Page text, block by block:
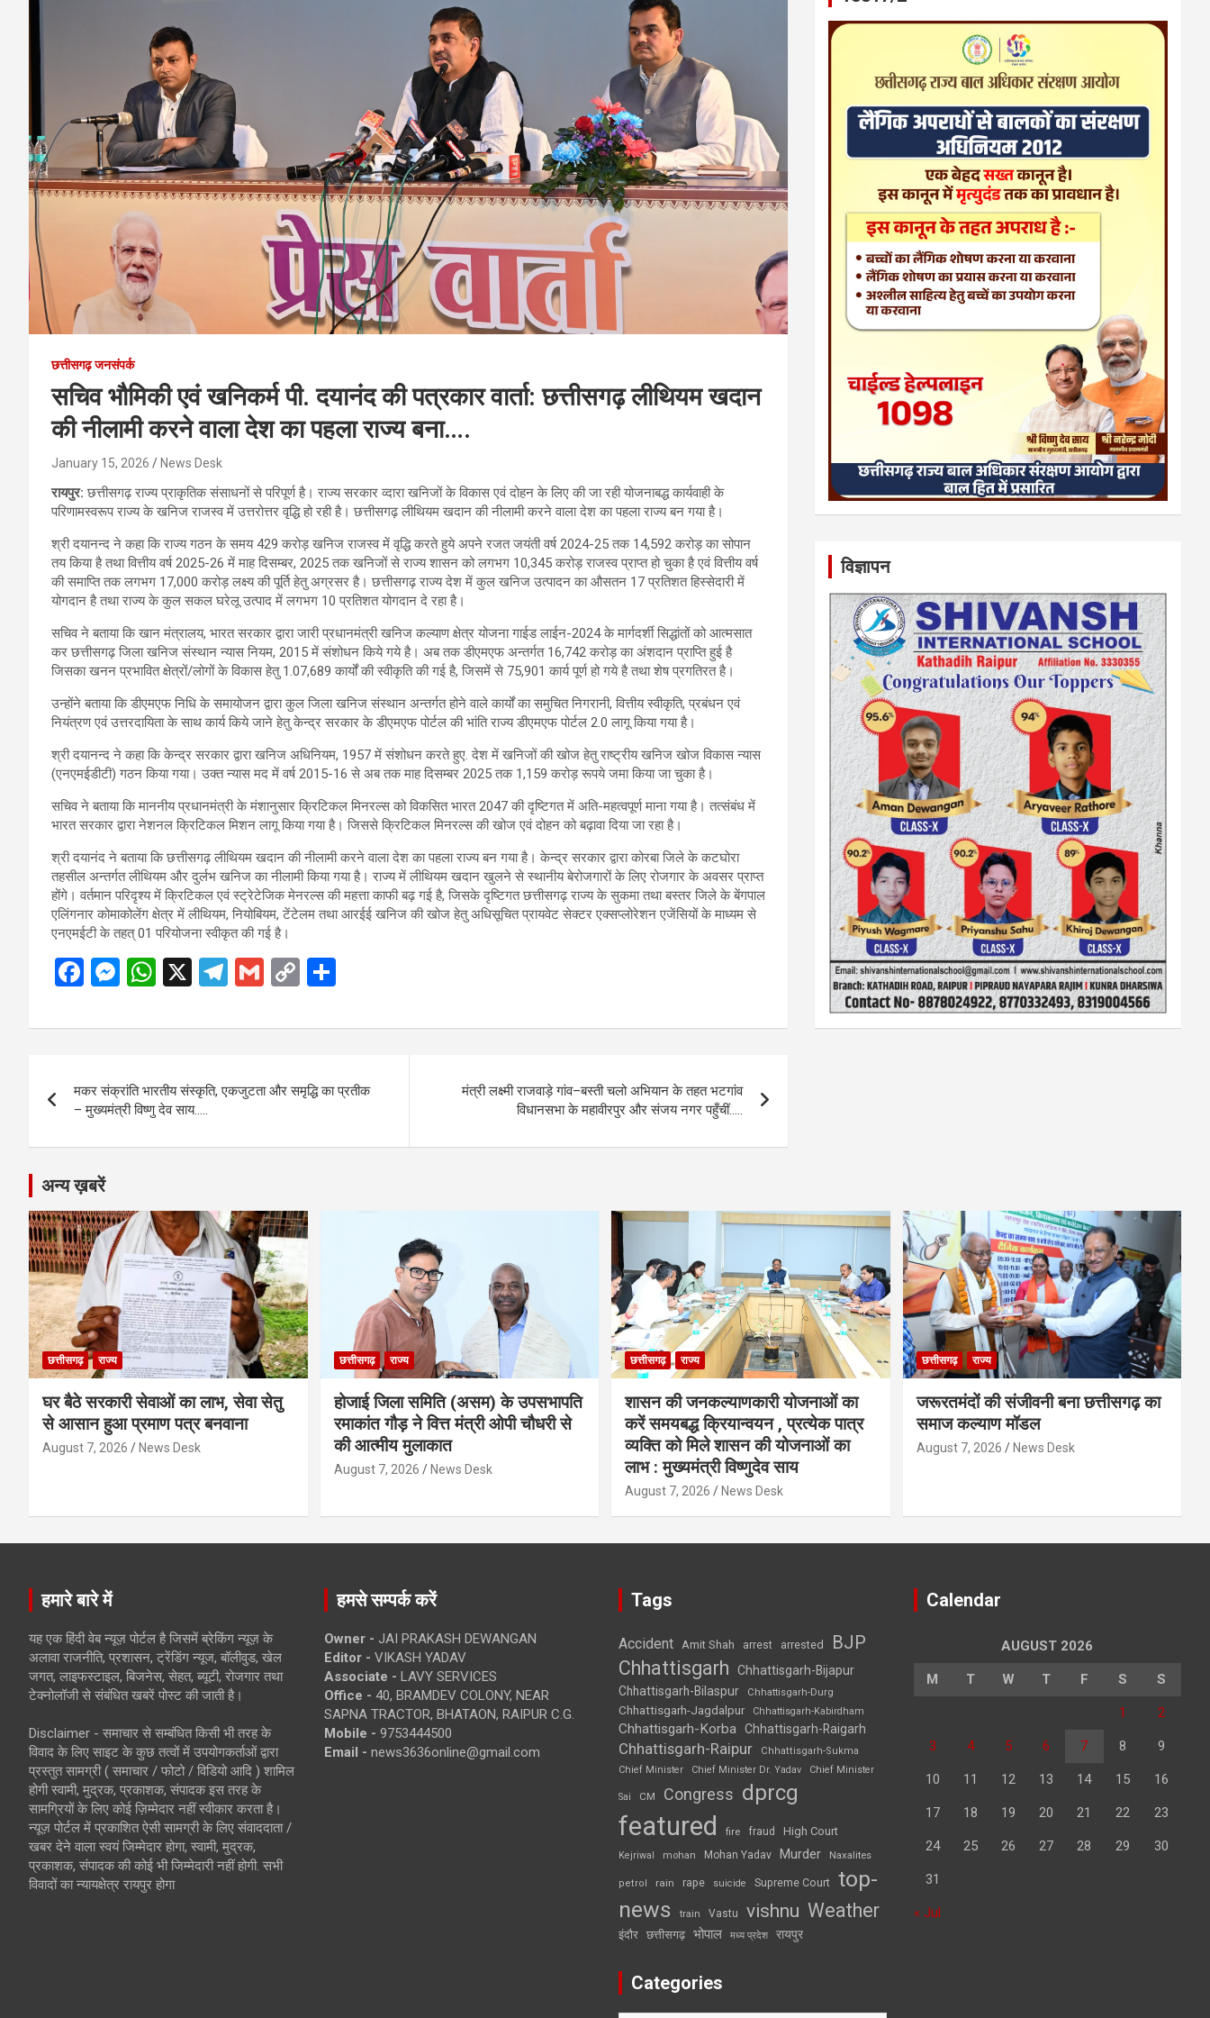
छत्तीसगढ़ जनसंपर्क
सचिव भौमिकी एवं खनिकर्म पी. दयानंद की पत्रकार वार्ता: छत्तीसगढ़ लीथियम खदान
की नीलामी करने वाला देश का पहला राज्य बना….
January 15, 2026 News Desk
रायपुर:छत्तीसगढ़ राज्य प्राकृतिक संसाधनों से परिपूर्ण है। राज्य सरकार व्दारा खनिजों के विकास एवं दोहन के लिए की जा रही योजनाबद्ध कार्यवाही के
परिणामस्वरूप राज्य के खनिज राजस्व में उत्तरोत्तर वृद्धि हो रही है। छत्तीसगढ़ लीथियम खदान की नीलामी करने वाला देश का पहला राज्य बन गया है।
श्री दयानन्द ने कहा कि राज्य गठन के समय 429 करोड़ खनिज राजस्व में वृद्धि करते हुये अपने रजत जयंती वर्ष 2024-25 तक 14,592 करोड़ का सोपान
तय किया है तथा वित्तीय वर्ष 2025-26 में माह दिसम्बर, 2025 तक खनिजों से राज्य शासन को लगभग 10,345 करोड़ राजस्व प्राप्त हो चुका है एवं वित्तीय वर्ष
की समाप्ति तक लगभग 17,000 करोड़ लक्ष्य की पूर्ति हेतु अग्रसर है। छत्तीसगढ़ राज्य देश में कुल खनिज उत्पादन का औसतन 17 प्रतिशत हिस्सेदारी में
योगदान है तथा राज्य के कुल सकल घरेलू उत्पाद में लगभग 10 प्रतिशत योगदान दे रहा है।
सचिव ने बताया कि खान मंत्रालय, भारत सरकार द्वारा जारी प्रधानमंत्री खनिज कल्याण क्षेत्र योजना गाईड लाईन-2024 के मार्गदर्शी सिद्धांतों को आत्मसात
कर छत्तीसगढ़ जिला खनिज संस्थान न्यास नियम, 2015 में संशोधन किये गये है। अब तक डीएमएफ अन्तर्गत 16,742 करोड़ का अंशदान प्राप्ति हुई है
जिसका खनन प्रभावित क्षेत्रों/लोगों के विकास हेतु 1.07,689 कार्यों की स्वीकृति की गई है, जिसमें से 75,901 कार्य पूर्ण हो गये है तथा शेष प्रगतिरत है।
उन्होंने बताया कि डीएमएफ निधि के समायोजन द्वारा कुल जिला खनिज संस्थान अन्तर्गत होने वाले कार्यों का समुचित निगरानी, वित्तीय स्वीकृति, प्रबंधन एवं
नियंत्रण एवं उत्तरदायिता के साथ कार्य किये जाने हेतु केन्द्र सरकार के डीएमएफ पोर्टल की भांति राज्य डीएमएफ पोर्टल 2.0 लागू किया गया है।
श्री दयानन्द ने कहा कि केन्द्र सरकार द्वारा खनिज अधिनियम, 1957 में संशोधन करते हुए. देश में खनिजों की खोज हेतु राष्ट्रीय खनिज खोज विकास न्यास
(एनएमईडीटी) गठन किया गया। उक्त न्यास मद में वर्ष 2015-16 से अब तक माह दिसम्बर 2025 तक 1,159 करोड़ रूपये जमा किया जा चुका है।
सचिव ने बताया कि माननीय प्रधानमंत्री के मंशानुसार क्रिटिकल मिनरल्स को विकसित भारत 2047 की दृष्टिगत में अति-महत्वपूर्ण माना गया है। तत्संबंध में
भारत सरकार द्वारा नेशनल क्रिटिकल मिशन लागू किया गया है। जिससे क्रिटिकल मिनरल्स की खोज एवं दोहन को बढ़ावा दिया जा रहा है।
श्री दयानंद ने बताया कि छत्तीसगढ़ लीथियम खदान की नीलामी करने वाला देश का पहला राज्य बन गया है। केन्द्र सरकार द्वारा कोरबा जिले के कटघोरा
तहसील अन्तर्गत लीथियम और दुर्लभ खनिज का नीलामी किया गया है। राज्य में लीथियम खदान खुलने से स्थानीय बेरोजगारों के लिए रोजगार के अवसर प्राप्त
होंगे। वर्तमान परिदृश्य में क्रिटिकल एवं स्ट्रेटेजिक मेनरल्स की महत्ता काफी बढ़ गई है, जिसके दृष्टिगत छत्तीसगढ़ राज्य के सुकमा तथा बस्तर जिले के बेंगपाल
एलिंगनार कोमाकोलेंग क्षेत्र में लीथियम, नियोबियम, टेंटेलम तथा आरईई खनिज की खोज हेतु अधिसूचित प्रायवेट सेक्टर एक्सप्लोरेशन एजेंसियों के माध्यम से
एनएमईटी के तहत् 01 परियोजना स्वीकृत की गई है।
F
ce
o
o
k
M
se
g
er
W
at
A
p
p
X
T
e
a
G
ail
C
py
n
ar
navigation
मकर संक्रांति भारतीय संस्कृति, एकजुटता और समृद्धि का प्रतीक
– मुख्यमंत्री विष्णु देव साय…..
मंत्री लक्ष्मी राजवाड़े गांव–बस्ती चलो अभियान के तहत भटगांव
विधानसभा के महावीरपुर और संजय नगर पहुँचीं…..
विज्ञापन
अन्य ख़बरें
छत्तीसगढ़ राज्य
घर बैठे सरकारी सेवाओं का लाभ, सेवा सेतु
से आसान हुआ प्रमाण पत्र बनवाना
August 7, 2026 News Desk
छत्तीसगढ़ राज्य
होजाई जिला समिति (असम) के उपसभापति
रमाकांत गौड़ ने वित्त मंत्री ओपी चौधरी से
की आत्मीय मुलाकात
August 7, 2026 News Desk
छत्तीसगढ़ राज्य
शासन की जनकल्याणकारी योजनाओं का
करें समयबद्ध क्रियान्वयन , प्रत्येक पात्र
व्यक्ति को मिले शासन की योजनाओं का
लाभ : मुख्यमंत्री विष्णुदेव साय
August 7, 2026 News Desk
छत्तीसगढ़ राज्य
जरूरतमंदों की संजीवनी बना छत्तीसगढ़ का
समाज कल्याण मॉडल
August 7, 2026 News Desk
हमारे बारे में
यह एक हिंदी वेब न्यूज़ पोर्टल है जिसमें ब्रेकिंग न्यूज़ के
अलावा राजनीति, प्रशासन, ट्रेंडिंग न्यूज, बॉलीवुड, खेल
जगत, लाइफस्टाइल, बिजनेस, सेहत, ब्यूटी, रोजगार तथा
टेक्नोलॉजी से संबंधित खबरें पोस्ट की जाती है।
Disclaimer - समाचार से सम्बंधित किसी भी तरह के
विवाद के लिए साइट के कुछ तत्वों में उपयोगकर्ताओं द्वारा
प्रस्तुत सामग्री ( समाचार / फोटो / विडियो आदि ) शामिल
होगी स्वामी, मुद्रक, प्रकाशक, संपादक इस तरह के
सामग्रियों के लिए कोई ज़िम्मेदार नहीं स्वीकार करता है।
न्यूज़ पोर्टल में प्रकाशित ऐसी सामग्री के लिए संवाददाता /
खबर देने वाला स्वयं जिम्मेदार होगा, स्वामी, मुद्रक,
प्रकाशक, संपादक की कोई भी जिम्मेदारी नहीं होगी. सभी
विवादों का न्यायक्षेत्र रायपुर होगा
हमसे सम्पर्क करें
Owner - JAI PRAKASH DEWANGAN
Editor - VIKASH YADAV
Associate - LAVY SERVICES
Office - 40, BRAMDEV COLONY, NEAR
SAPNA TRACTOR, BHATAON, RAIPUR C.G.
Mobile - 9753444500
Email - news3636online@gmail.com
Tags
Accident Amit Shah arrest arrested BJP
Chhattisgarh
Chhattisgarh-Bijapur
Chhattisgarh-Bilaspur
Chhattisgarh-Durg
Chhattisgarh-Jagdalpur Chhattisgarh-Kabirdham
Chhattisgarh-Korba Chhattisgarh-Raigarh
Chhattisgarh-Raipur
Chhattisgarh-Sukma
Chief Minister
Chief Minister Dr. Yadav Chief Minister
Sai CM Congress dprcg
featured fire fraud High Court
Kejriwal mohan Mohan Yadav Murder Naxalites
petrol rain rape suicide Supreme Court top-
news
train Vastu vishnu Weather
इंदौर छत्तीसगढ़ भोपाल मध्य प्रदेश रायपुर
Categories
Calendar
AUGUST 2026
M T W T F S S
1 2
3 4 5 6 7 8 9
10 11 12 13 14 15 16
17 18 19 20 21 22 23
24 25 26 27 28 29 30
31
« Jul